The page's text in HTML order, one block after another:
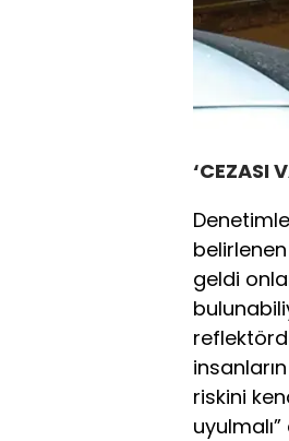
‘CEZASI
geldi
riskini